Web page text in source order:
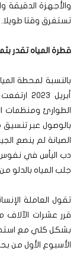
والأجهزة الدقيقة
تستغرق وقتا طويلا.
قطرة المياه تقدر
بالنسبة لمحطة
أبريل
الطوارئ ومنظمات
بالوصول عبر تنسيق
الصيانة لم ينصع
دب اليأس في نفوس
جلب المياه بالدلو من
تقول العاملة
قرر عشرات الآلاف
الأسبوع الأول من